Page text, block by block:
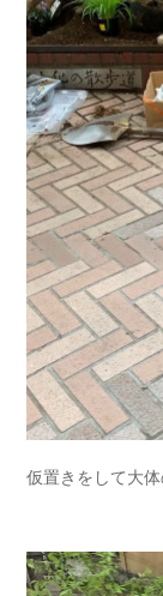
仮置きをして大